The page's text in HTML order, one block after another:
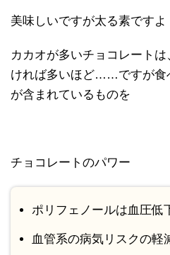
美味しいですが太る素ですよ
カカオが多いチョコレート
ければ多いほど……ですが食
が含まれているものを
チョコレートのパワー
ポリフェノールは血圧低
血管系の病気リスクの軽